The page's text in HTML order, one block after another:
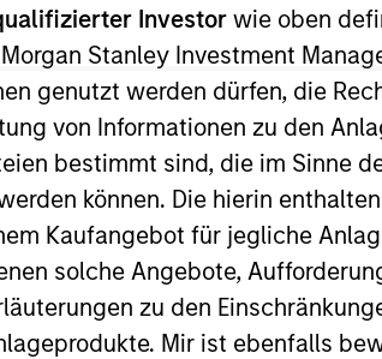
Investor wie oben
Stanley Investment
genutzt werden dürfen, die
von Informationen zu den
bestimmt sind, die im Sinne
können. Die hierin
Kaufangebot für jegliche
solche Angebote,
zu den
Mir ist ebenfalls
Finance focused on structuring
holds a Bachelor’s of Arts from